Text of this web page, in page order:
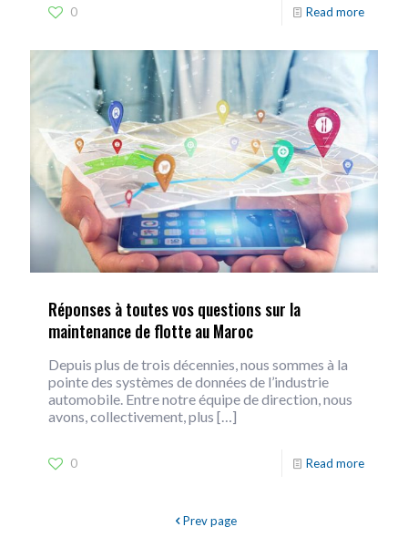
0 Read more
Réponses à toutes vos questions sur la
maintenance de flotte au Maroc
Depuis plus de trois décennies, nous sommes à la
pointe des systèmes de données de l’industrie
automobile. Entre notre équipe de direction, nous
avons, collectivement, plus […]
0 Read more
Prev page